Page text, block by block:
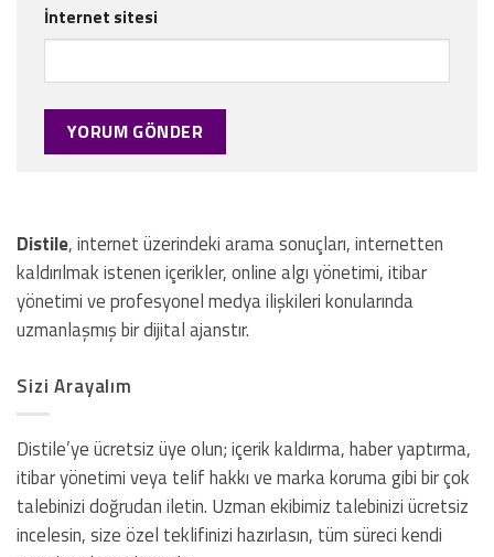
İnternet sitesi
Distile, internet üzerindeki arama sonuçları, internetten
kaldırılmak istenen içerikler, online algı yönetimi, itibar
yönetimi ve profesyonel medya ilişkileri konularında
uzmanlaşmış bir dijital ajanstır.
Sizi Arayalım
Distile’ye ücretsiz üye olun; içerik kaldırma, haber yaptırma,
itibar yönetimi veya telif hakkı ve marka koruma gibi bir çok
talebinizi doğrudan iletin. Uzman ekibimiz talebinizi ücretsiz
incelesin, size özel teklifinizi hazırlasın, tüm süreci kendi